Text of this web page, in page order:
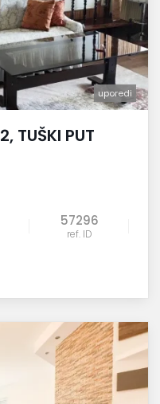
uporedi
TUŠKI PUT
57296
ref. ID